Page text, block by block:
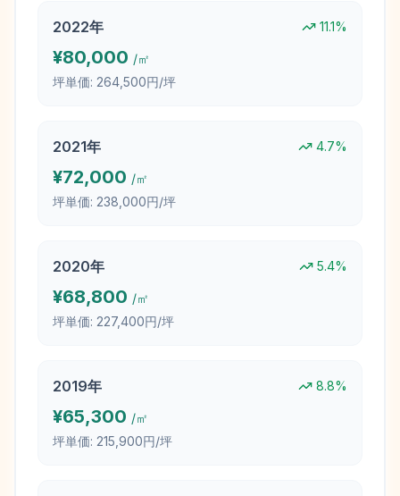
2022年 11.1%
¥80,000 /㎡
坪単価: 264,500円/坪
2021年 4.7%
¥72,000 /㎡
坪単価: 238,000円/坪
2020年 5.4%
¥68,800 /㎡
坪単価: 227,400円/坪
2019年 8.8%
¥65,300 /㎡
坪単価: 215,900円/坪